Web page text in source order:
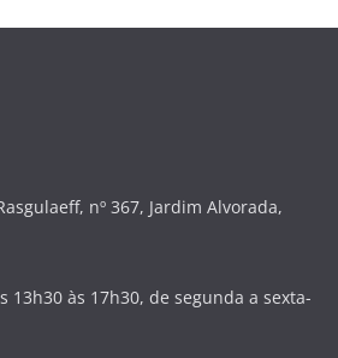
nº 367, Jardim Alvorada,
13h30 às 17h30, de segunda a sexta-